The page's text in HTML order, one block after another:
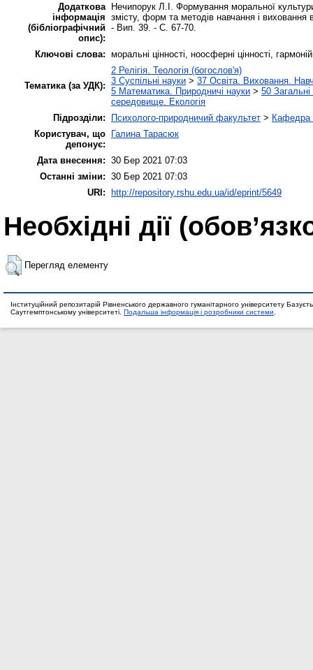
Додаткова
інформація
(бібліографічний
опис):
Нечипорук Л.І. Формування моральної
змісту, форм та методів навчання і
- Вип. 39. - С. 67-70.
Ключові слова: моральні цінності, ноосферні цінності,
Тематика (за УДК):
2 Релігія. Теологія (богослов'я)
3 Суспільні науки > 37 Освіта. Виховання.
5 Математика. Природничі науки > 50
середовище. Екологія
Підрозділи:
Психолого-природничий факультет > Кафедра
Користувач, що
депонує:
Галина Тарасюк
Дата внесення: 30 Бер 2021 07:03
Останні зміни: 30 Бер 2021 07:03
URI:
http://repository.rshu.edu.ua/id/eprint/5649
Необхідні дії
Перегляд елементу
Інституційний репозитарій Рівненського державного гуманітарного університету
Саутгемптонському університеті. Подальша інформація і розробники системи